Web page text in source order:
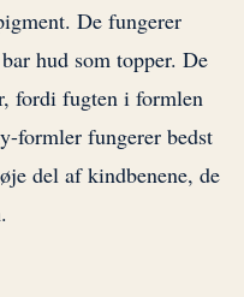
De fungerer
hud som topper. De
fordi fugten i formlen
formler fungerer bedst
del af kindbenene, de